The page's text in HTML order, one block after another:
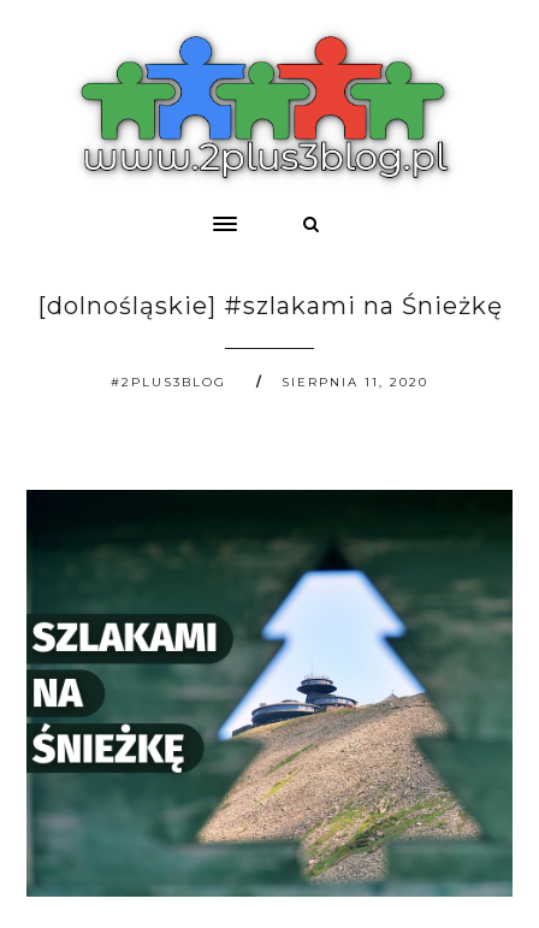
[dolnośląskie] #szlakami na Śnieżkę
#2PLUS3BLOG SIERPNIA 11, 2020